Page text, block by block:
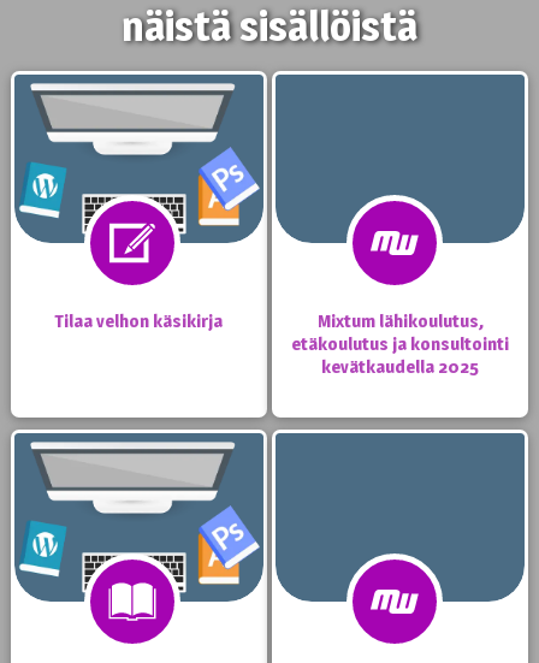
näistä sisällöistä
Tilaa velhon käsikirja
Mixtum lähikoulutus,
etäkoulutus ja konsultointi
kevätkaudella 2025